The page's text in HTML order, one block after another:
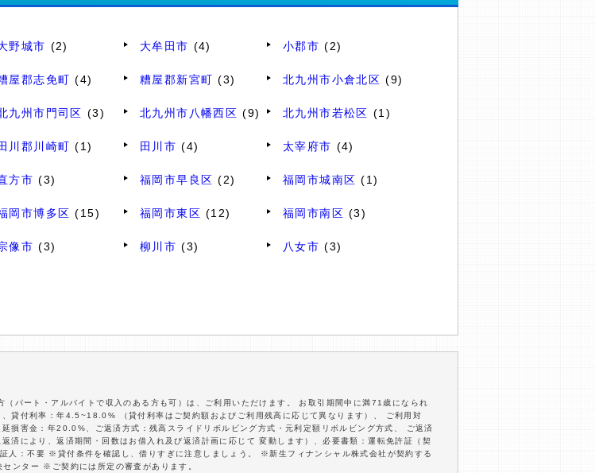
野城市 (2) 大牟田市 (4) 小郡市 (2)
屋郡志免町 (4) 糟屋郡新宮町 (3) 北九州市小倉北区 (9)
九州市門司区 (3) 北九州市八幡西区 (9) 北九州市若松区 (1)
川郡川崎町 (1) 田川市 (4) 太宰府市 (4)
方市 (3) 福岡市早良区 (2) 福岡市城南区 (1)
岡市博多区 (15) 福岡市東区 (12) 福岡市南区 (3)
像市 (3) 柳川市 (3) 八女市 (3)
パート・アルバイトで収入のある方も可）は、ご利用いただけます。 お取引期間中に満71歳になられ
貸付利率：年4.5~18.0% （貸付利率はご契約額およびご利用残高に応じて異なります）、 ご利用対
損害金：年20.0%、ご返済方式：残高スライドリボルビング方式・元利定額リボルビング方式、 ご返済
により、返済期間・回数はお借入れ及び返済計画に応じて 変動します）、必要書類：運転免許証（契
人：不要 ※貸付条件を確認し、借りすぎに注意しましょう。 ※新生フィナンシャル株式会社が契約する
ンター ※ご契約には所定の審査があります。